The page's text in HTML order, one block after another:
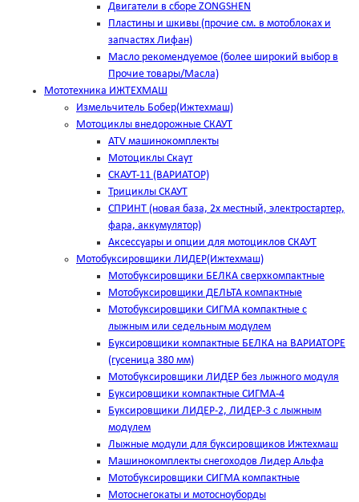
Двигатели в сборе ZONGSHEN
Пластины и шкивы (прочие см. в мотоблоках и
запчастях Лифан)
Масло рекомендуемое (более широкий выбор в
Прочие товары/Масла)
Мототехника ИЖТЕХМАШ
Измельчитель Бобер(Ижтехмаш)
Мотоциклы внедорожные СКАУТ
ATV машинокомплекты
Мотоциклы Скаут
СКАУТ-11 (ВАРИАТОР)
Трициклы СКАУТ
СПРИНТ (новая база, 2х местный, электростартер,
фара, аккумулятор)
Аксессуары и опции для мотоциклов СКАУТ
Мотобуксировщики ЛИДЕР(Ижтехмаш)
Мотобуксировщики БЕЛКА сверхкомпактные
Мотобуксировщики ДЕЛЬТА компактные
Мотобуксировщики СИГМА компактные с
лыжным или седельным модулем
Буксировщики компактные БЕЛКА на ВАРИАТОРЕ
(гусеница 380 мм)
Мотобуксировщики ЛИДЕР без лыжного модуля
Буксировщики компактные СИГМА-4
Буксировщики ЛИДЕР-2, ЛИДЕР-3 c лыжным
модулем
Лыжные модули для буксировщиков Ижтехмаш
Машинокомплекты снегоходов Лидер Альфа
Мотобуксировщики СИГМА компактные
Мотоснегокаты и мотосноуборды